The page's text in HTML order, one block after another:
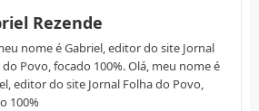
Rezende
nome é Gabriel, editor do site Jornal
do Povo, focado 100%. Olá, meu nome é
editor do site Jornal Folha do Povo,
100%